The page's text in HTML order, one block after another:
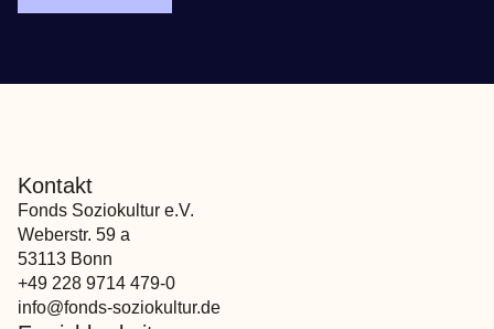
Kontakt
Fonds Soziokultur e.V.
Weberstr. 59 a
53113 Bonn
+49 228 9714 479-0
info@fonds-soziokultur.de